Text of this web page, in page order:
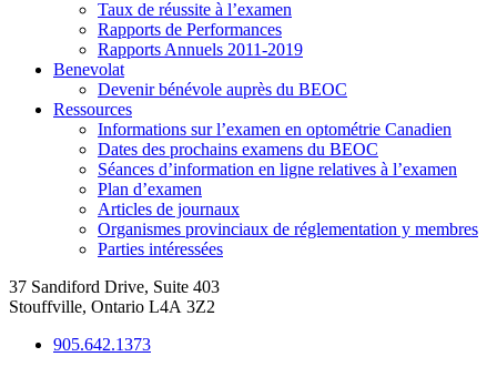
Taux de réussite à l’examen
Rapports de Performances
Rapports Annuels 2011-2019
Benevolat
Devenir bénévole auprès du BEOC
Ressources
Informations sur l’examen en optométrie Canadien
Dates des prochains examens du BEOC
Séances d’information en ligne relatives à l’examen
Plan d’examen
Articles de journaux
Organismes provinciaux de réglementation y membres
Parties intéressées
37 Sandiford Drive, Suite 403
Stouffville, Ontario L4A 3Z2
905.642.1373